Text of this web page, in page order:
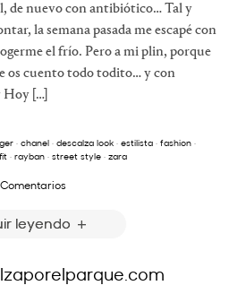
de nuevo con antibiótico… Tal y
la semana pasada me escapé con
el frío. Pero a mi plin, porque
os cuento todo todito… y con
Hoy […]
· chanel · descalza look · estilista · fashion ·
· rayban · street style · zara
leyendo